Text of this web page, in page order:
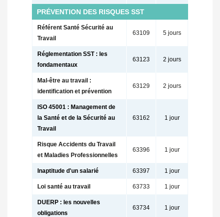
PRÉVENTION DES RISQUES SST
Référent Santé Sécurité au
Travail
63109 5 jours
Réglementation SST : les
fondamentaux
63123 2 jours
Mal-être au travail :
identification et prévention
63129 2 jours
ISO 45001 : Management de
la Santé et de la Sécurité au
Travail
63162 1 jour
Risque Accidents du Travail
et Maladies Professionnelles
63396 1 jour
Inaptitude d'un salarié 63397 1 jour
Loi santé au travail 63733 1 jour
DUERP : les nouvelles
obligations
63734 1 jour